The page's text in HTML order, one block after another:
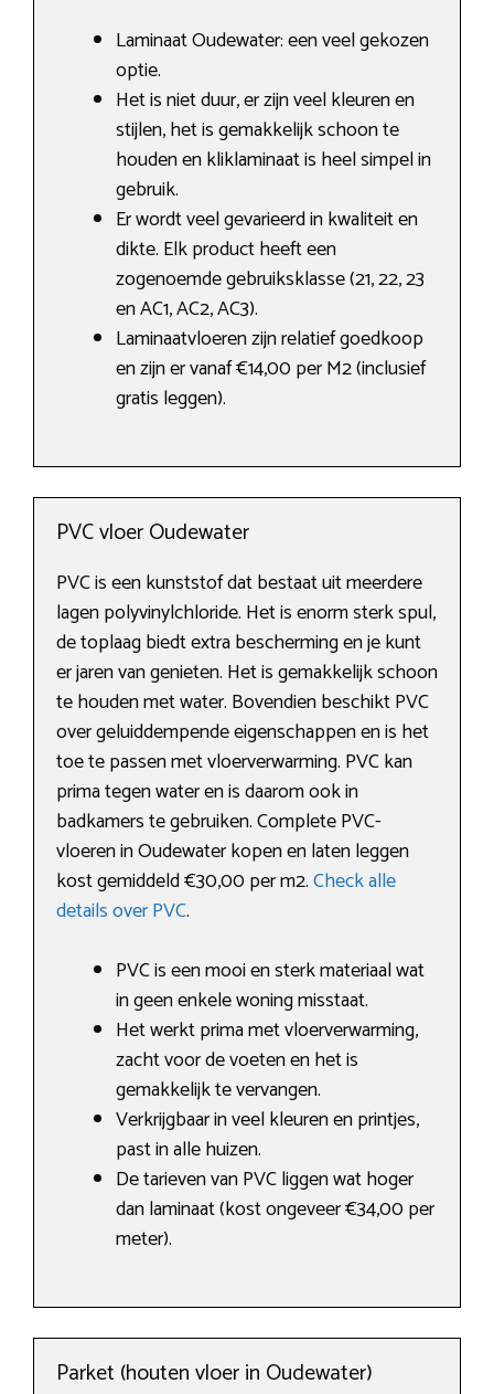
Laminaat Oudewater: een veel gekozen
optie.
Het is niet duur, er zijn veel kleuren en
stijlen, het is gemakkelijk schoon te
houden en kliklaminaat is heel simpel in
gebruik.
Er wordt veel gevarieerd in kwaliteit en
dikte. Elk product heeft een
zogenoemde gebruiksklasse (21, 22, 23
en AC1, AC2, AC3).
Laminaatvloeren zijn relatief goedkoop
en zijn er vanaf €14,00 per M2 (inclusief
gratis leggen).
PVC vloer Oudewater
PVC is een kunststof dat bestaat uit meerdere
lagen polyvinylchloride. Het is enorm sterk spul,
de toplaag biedt extra bescherming en je kunt
er jaren van genieten. Het is gemakkelijk schoon
te houden met water. Bovendien beschikt PVC
over geluiddempende eigenschappen en is het
toe te passen met vloerverwarming. PVC kan
prima tegen water en is daarom ook in
badkamers te gebruiken. Complete PVC-
vloeren in Oudewater kopen en laten leggen
kost gemiddeld €30,00 per m2.Check alle
details over PVC.
PVC is een mooi en sterk materiaal wat
in geen enkele woning misstaat.
Het werkt prima met vloerverwarming,
zacht voor de voeten en het is
gemakkelijk te vervangen.
Verkrijgbaar in veel kleuren en printjes,
past in alle huizen.
De tarieven van PVC liggen wat hoger
dan laminaat (kost ongeveer €34,00 per
meter).
Parket (houten vloer in Oudewater)